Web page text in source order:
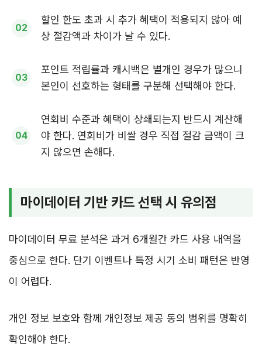
할인 한도 초과 시 추가 혜택이 적용되지 않아 예
상 절감액과 차이가 날 수 있다.
포인트 적립률과 캐시백은 별개인 경우가 많으니
본인이 선호하는 형태를 구분해 선택해야 한다.
연회비 수준과 혜택이 상쇄되는지 반드시 계산해
야 한다. 연회비가 비쌀 경우 직접 절감 금액이 크
지 않으면 손해다.
마이데이터 기반 카드 선택 시 유의점
마이데이터 무료 분석은 과거 6개월간 카드 사용 내역을
중심으로 한다. 단기 이벤트나 특정 시기 소비 패턴은 반영
이 어렵다.
개인 정보 보호와 함께 개인정보 제공 동의 범위를 명확히
확인해야 한다.